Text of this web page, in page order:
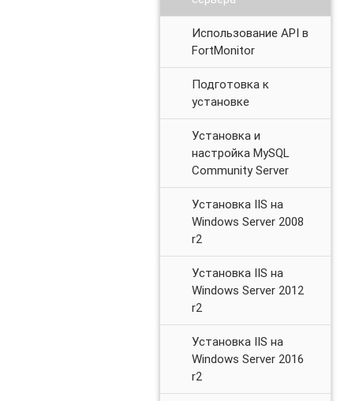
Использование API в
FortMonitor
Подготовка к
установке
Установка и
настройка MySQL
Community Server
Установка IIS на
Windows Server 2008
r2
Установка IIS на
Windows Server 2012
r2
Установка IIS на
Windows Server 2016
r2